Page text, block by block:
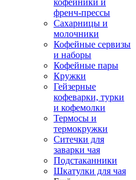
кофейники и
френч-прессы
Сахарницы и
молочники
Кофейные сервизы
и наборы
Кофейные пары
Кружки
Гейзерные
кофеварки, турки
и кофемолки
Термосы и
термокружки
Ситечки для
заварки чая
Подстаканники
Шкатулки для чая